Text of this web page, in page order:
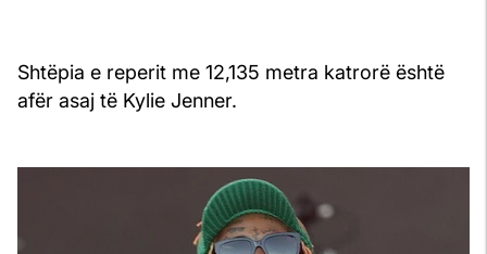
Shtëpia e reperit me 12,135 metra katrorë është
afër asaj të Kylie Jenner.